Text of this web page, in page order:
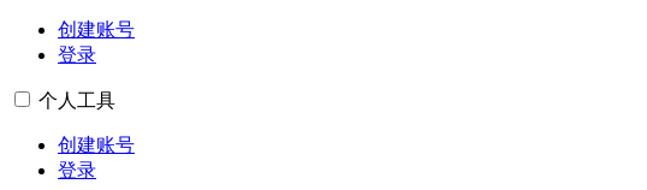
创建账号
登录
个人工具
创建账号
登录